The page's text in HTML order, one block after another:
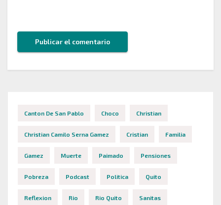
Canton De San Pablo Choco Christian
Christian Camilo Serna Gamez Cristian Familia
Gamez Muerte Paimado Pensiones
Pobreza Podcast Politica Quito
Reflexion Rio Rio Quito Sanitas